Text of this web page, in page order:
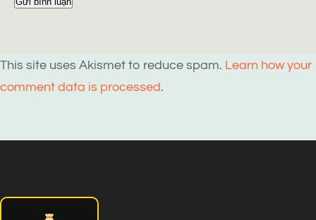
This site uses Akismet to reduce spam. Learn how your
comment data is processed.